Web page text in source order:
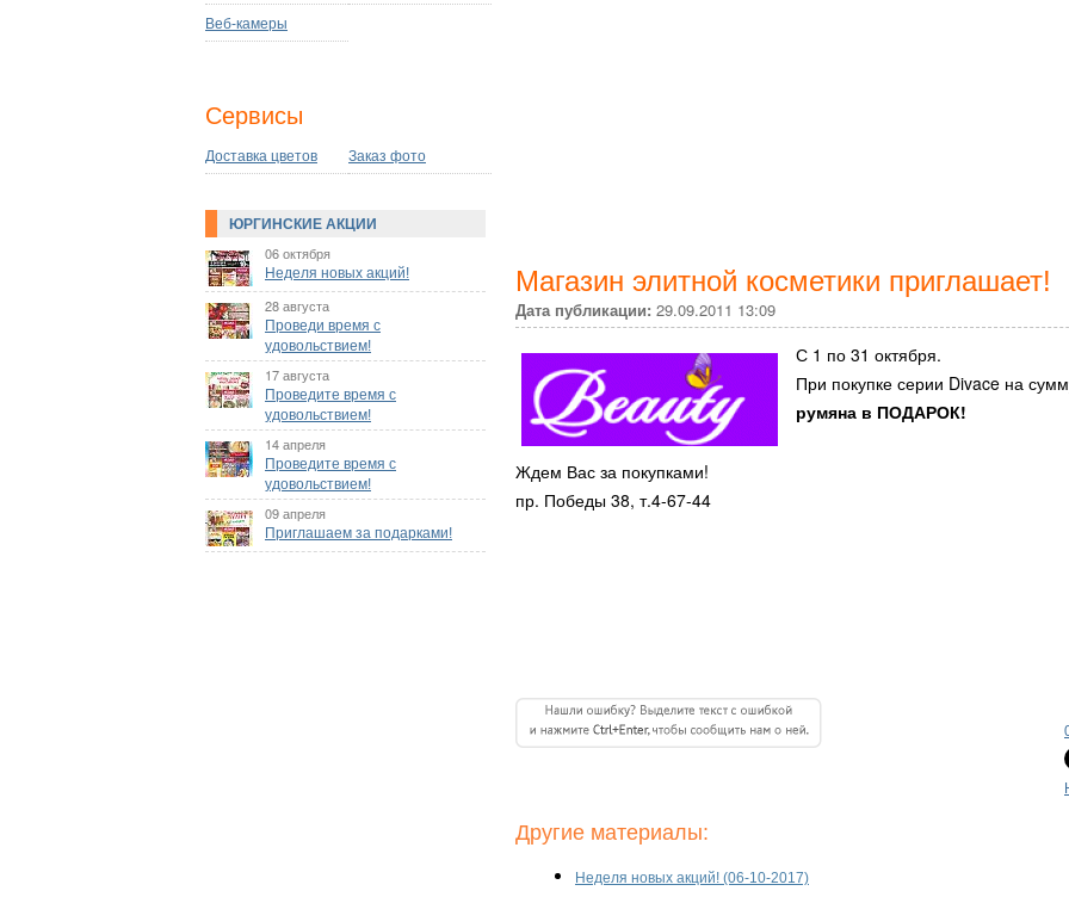
Веб-камеры
Сервисы
Доставка цветов Заказ фото
ЮРГИНСКИЕ АКЦИИ
06 октября
Неделя новых акций!
28 августа
Проведи время с
удовольствием!
17 августа
Проведите время с
удовольствием!
14 апреля
Проведите время с
удовольствием!
09 апреля
Приглашаем за подарками!
Магазин элитной косметики приглашает!
Дата публикации: 29.09.2011 13:09
С 1 по 31 октября.
При покупке серии Divace на
румяна в ПОДАРОК!
Ждем Вас за покупками!
пр. Победы 38, т.4-67-44
Другие материалы:
Неделя новых акций! (06-10-2017)